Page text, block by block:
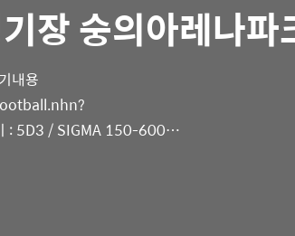
장 숭의아레나파
내용
5D3 / SIGMA 150-600
받습니다. 무단으로 복사,
있습니다.